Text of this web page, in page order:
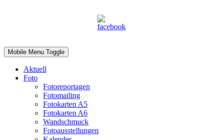
Mobile Menu Toggle
Aktuell
Foto
Fotoreportagen
Fotomailing
Fotokarten A5
Fotokarten A6
Wandschmuck
Fotoausstellungen